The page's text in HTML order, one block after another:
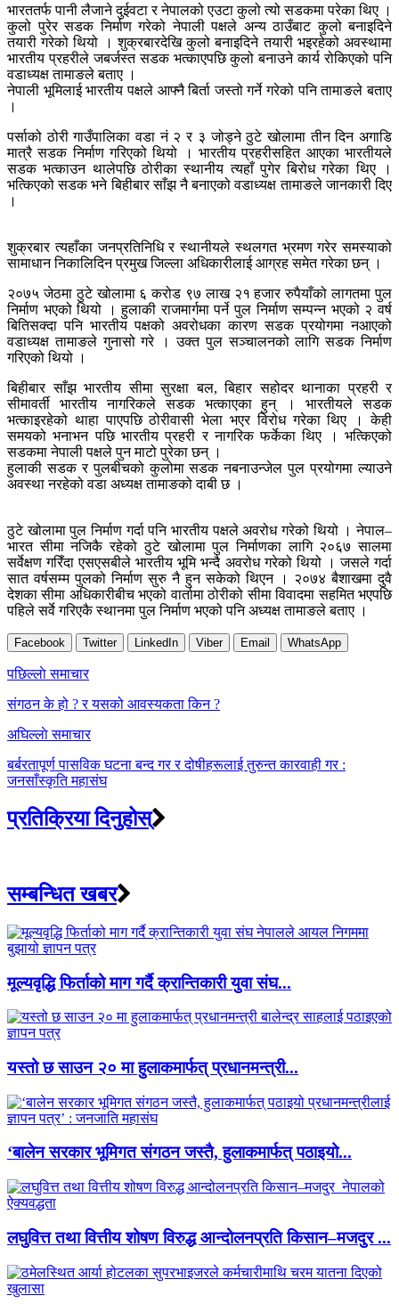
भारततर्फ पानी लैजाने दुईवटा र नेपालको एउटा कुलो त्यो सडकमा परेका थिए ।
कुलो पुरेर सडक निर्माण गरेको नेपाली पक्षले अन्य ठाउँबाट कुलो बनाइदिने
तयारी गरेको थियो । शुक्रबारदेखि कुलो बनाइदिने तयारी भइरहेको अवस्थामा
भारतीय प्रहरीले जबर्जस्त सडक भत्काएपछि कुलो बनाउने कार्य रोकिएको पनि
वडाध्यक्ष तामाङले बताए ।
नेपाली भूमिलाई भारतीय पक्षले आफ्नै बिर्ता जस्तो गर्ने गरेको पनि तामाङले बताए
।
पर्साको ठोरी गाउँपालिका वडा नं २ र ३ जोड्ने ठुटे खोलामा तीन दिन अगाडि
मात्रै सडक निर्माण गरिएको थियो । भारतीय प्रहरीसहित आएका भारतीयले
सडक भत्काउन थालेपछि ठोरीका स्थानीय त्यहाँ पुगेर बिरोध गरेका थिए ।
भत्किएको सडक भने बिहीबार साँझ नै बनाएको वडाध्यक्ष तामाङले जानकारी दिए
।
शुक्रबार त्यहाँका जनप्रतिनिधि र स्थानीयले स्थलगत भ्रमण गरेर समस्याको
सामाधान निकालिदिन प्रमुख जिल्ला अधिकारीलाई आग्रह समेत गरेका छन् ।
२०७५ जेठमा ठुटे खोलामा ६ करोड ९७ लाख २१ हजार रुपैयाँको लागतमा पुल
निर्माण भएको थियो । हुलाकी राजमार्गमा पर्ने पुल निर्माण सम्पन्न भएको २ वर्ष
बितिसक्दा पनि भारतीय पक्षको अवरोधका कारण सडक प्रयोगमा नआएको
वडाध्यक्ष तामाङले गुनासो गरे । उक्त पुल सञ्चालनको लागि सडक निर्माण
गरिएको थियो ।
बिहीबार साँझ भारतीय सीमा सुरक्षा बल, बिहार सहोदर थानाका प्रहरी र
सीमावर्ती भारतीय नागरिकले सडक भत्काएका हुन् । भारतीयले सडक
भत्काइरहेको थाहा पाएपछि ठोरीवासी भेला भएर विरोध गरेका थिए । केही
समयको भनाभन पछि भारतीय प्रहरी र नागरिक फर्केका थिए । भत्किएको
सडकमा नेपाली पक्षले पुन माटो पुरेका छन् ।
हुलाकी सडक र पुलबीचको कुलोमा सडक नबनाउन्जेल पुल प्रयोगमा ल्याउने
अवस्था नरहेको वडा अध्यक्ष तामाङको दाबी छ ।
ठुटे खोलामा पुल निर्माण गर्दा पनि भारतीय पक्षले अवरोध गरेको थियो । नेपाल–
भारत सीमा नजिकै रहेको ठुटे खोलामा पुल निर्माणका लागि २०६७ सालमा
सर्वेक्षण गरिँदा एसएसबीले भारतीय भूमि भन्दै अवरोध गरेको थियो । जसले गर्दा
सात वर्षसम्म पुलको निर्माण सुरु नै हुन सकेको थिएन । २०७४ बैशाखमा दुवै
देशका सीमा अधिकारीबीच भएको वार्तामा ठोरीको सीमा विवादमा सहमित भएपछि
पहिले सर्वे गरिएकै स्थानमा पुल निर्माण भएको पनि अध्यक्ष तामाङले बताए ।
Facebook Twitter LinkedIn Viber Email WhatsApp
Post
navigation
पछिल्लाे समाचार
संगठन के हो ? र यसको आवस्यकता किन ?
अघिल्लाे समाचार
बर्बरतापूर्ण पासविक घटना बन्द गर र दोषीहरूलाई तुरुन्त कारवाही गर :
जनसाँस्कृति महासंघ
प्रतिक्रिया दिनुहोस्
सम्बन्धित खबर
मूल्यवृद्धि फिर्ताको माग गर्दै क्रान्तिकारी युवा संघ...
यस्तो छ साउन २० मा हुलाकमार्फत् प्रधानमन्त्री...
‘बालेन सरकार भूमिगत संगठन जस्तै, हुलाकमार्फत् पठाइयो...
लघुवित्त तथा वित्तीय शोषण विरुद्ध आन्दोलनप्रति किसान–मजदुर ...